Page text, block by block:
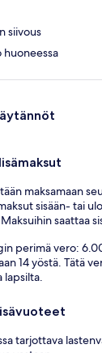
siivous
huoneessa
maksamaan
sisään- tai
saattaa
perimä vero:
14 yöstä. Tätä
lapsilta.
tarjottava